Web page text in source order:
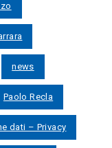
news
Paolo Recla
dati – Privacy